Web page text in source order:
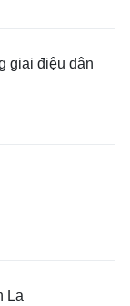
giai điệu dân
La